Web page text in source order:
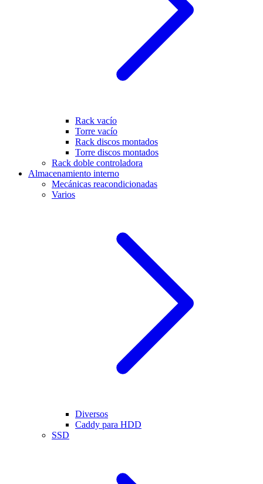
Rack vacío
Torre vacío
Rack discos montados
Torre discos montados
Rack doble controladora
Almacenamiento interno
Mecánicas reacondicionadas
Varios
Diversos
Caddy para HDD
SSD